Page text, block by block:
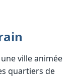
ville animée
quartiers de